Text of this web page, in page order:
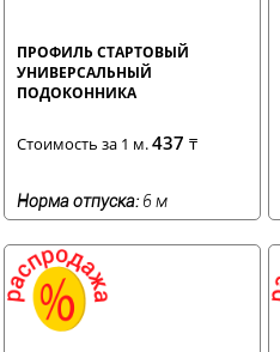
ПРОФИЛЬ СТАРТОВЫЙ
УНИВЕРСАЛЬНЫЙ
ПОДОКОННИКА
Стоимость за 1 м.437 ₸
Норма отпуска: 6 м